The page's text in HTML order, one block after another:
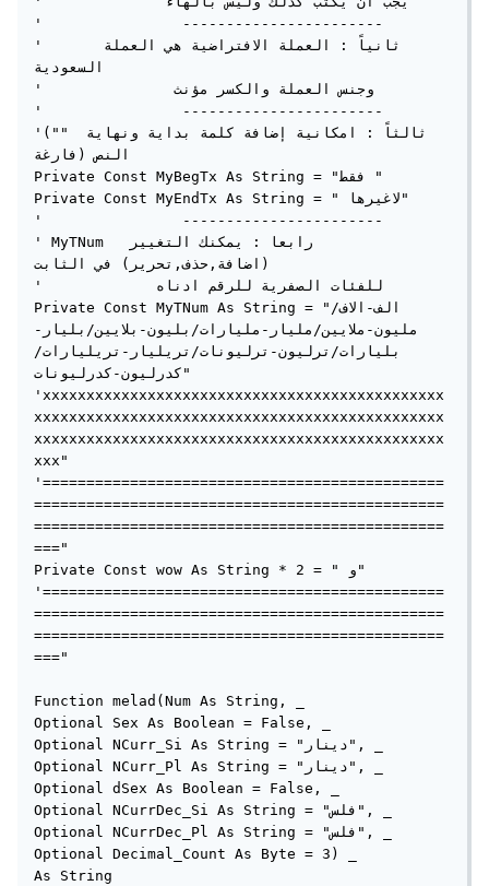
'                -----------------------
'      ثانياً : العملة الافتراضية هي العملة
السعودية
'               وجنس العملة والكسر مؤنث
'                -----------------------
'("" ثالثاً : امكانية إضافة كلمة بداية ونهاية
النص (فارغة
Private Const MyBegTx As String = "فقط "
Private Const MyEndTx As String = " لاغيرها"
'                -----------------------
' MyTNum  رابعا : يمكنك التغيير
(اضافة,حذف,تحرير) في الثابت
'             للفئات الصفرية للرقم ادناه
Private Const MyTNum As String = "الف-الاف/
مليون-ملايين/مليار-مليارات/بليون-بلايين/بليار-
بليارات/ترليون-ترليونات/تريليار-تريليارات/
كدرليون-كدرليونات"
'xxxxxxxxxxxxxxxxxxxxxxxxxxxxxxxxxxxxxxxxxxxxxx
xxxxxxxxxxxxxxxxxxxxxxxxxxxxxxxxxxxxxxxxxxxxxxx
xxxxxxxxxxxxxxxxxxxxxxxxxxxxxxxxxxxxxxxxxxxxxxx
xxx"
'==============================================
===============================================
===============================================
==="
Private Const wow As String * 2 = " و"
'==============================================
===============================================
===============================================
==="
Function melad(Num As String, _
Optional Sex As Boolean = False, _
Optional NCurr_Si As String = "دينار", _
Optional NCurr_Pl As String = "دينار", _
Optional dSex As Boolean = False, _
Optional NCurrDec_Si As String = "فلس", _
Optional NCurrDec_Pl As String = "فلس", _
Optional Decimal_Count As Byte = 3) _
As String